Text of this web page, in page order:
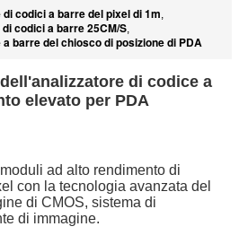
codici a barre del pixel di 1m,
codici a barre 25CM/S,
barre del chiosco di posizione di PDA
di codice a
elevato per PDA
ad alto rendimento di
con la tecnologia avanzata del
di CMOS, sistema di
di immagine.